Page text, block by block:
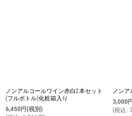
ノンアルコールワイン赤白2本セット
(フルボトル)化粧箱入り
6,450円 (税別)
ノン
3,000円
(税込 :